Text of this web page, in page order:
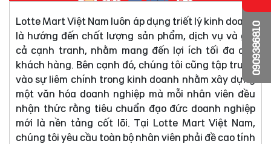
Lotte Mart Việt Nam luôn áp dụng triết lý kinh doanh
là hướng đến chất lượng sản phẩm, dịch vụ và giá
cả cạnh tranh, nhằm mang đến lợi ích tối đa cho
khách hàng. Bên cạnh đó, chúng tôi cũng tập trung
vào sự liêm chính trong kinh doanh nhằm xây dựng
một văn hóa doanh nghiệp mà mỗi nhân viên đều
nhận thức rằng tiêu chuẩn đạo đức doanh nghiệp
mới là nền tảng cốt lõi. Tại Lotte Mart Việt Nam,
chúng tôi yêu cầu toàn bộ nhân viên phải đề cao tính
0909386810